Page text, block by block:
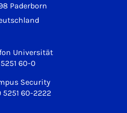
Paderborn
Universität
60-0
Security
5251 60-2222